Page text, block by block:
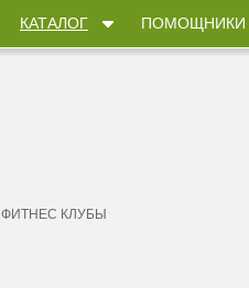
КАТАЛОГ ПОМОЩНИКИ
ФИТНЕС КЛУБЫ